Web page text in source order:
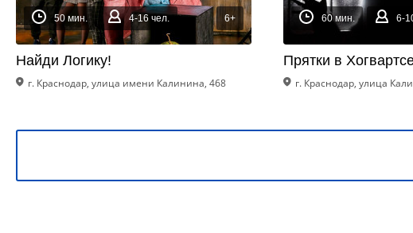
50 мин. 4-16 чел. 6+
Найди Логику!
г. Краснодар, улица имени Калинина, 468
60 мин. 6-
Прятки в
г. Краснодар, улица